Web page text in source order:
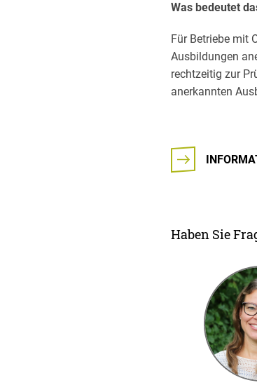
Was bedeutet
Für Betriebe mit
Ausbildungen
rechtzeitig zur
anerkannten
Haben Sie